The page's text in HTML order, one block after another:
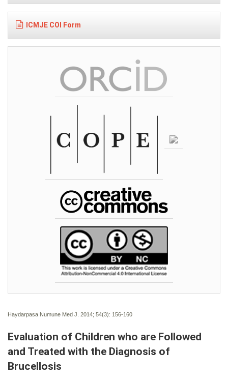
ICMJE COI Form
Haydarpasa Numune Med J. 2014; 54(3): 156-160
Evaluation of Children who are Followed
and Treated with the Diagnosis of
Brucellosis